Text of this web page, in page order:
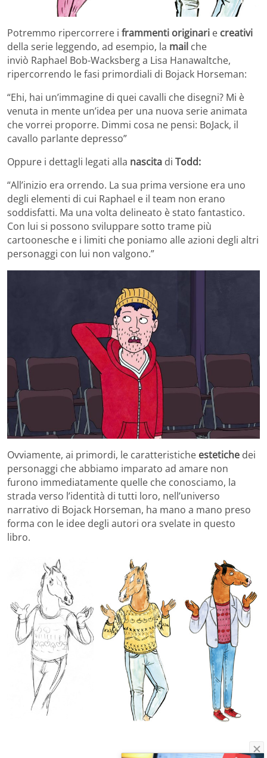
Potremmo ripercorrere i frammenti originari e creativi
della serie leggendo, ad esempio, la mail che
inviò Raphael Bob-Wacksberg a Lisa Hanawaltche,
ripercorrendo le fasi primordiali di Bojack Horseman:
“Ehi, hai un’immagine di quei cavalli che disegni? Mi è
venuta in mente un’idea per una nuova serie animata
che vorrei proporre. Dimmi cosa ne pensi: BoJack, il
cavallo parlante depresso”
Oppure i dettagli legati alla nascita di Todd:
“All’inizio era orrendo. La sua prima versione era uno
degli elementi di cui Raphael e il team non erano
soddisfatti. Ma una volta delineato è stato fantastico.
Con lui si possono sviluppare sotto trame più
cartoonesche e i limiti che poniamo alle azioni degli altri
personaggi con lui non valgono.”
Ovviamente, ai primordi, le caratteristiche estetiche dei
personaggi che abbiamo imparato ad amare non
furono immediatamente quelle che conosciamo, la
strada verso l’identità di tutti loro, nell’universo
narrativo di Bojack Horseman, ha mano a mano preso
forma con le idee degli autori ora svelate in questo
libro.